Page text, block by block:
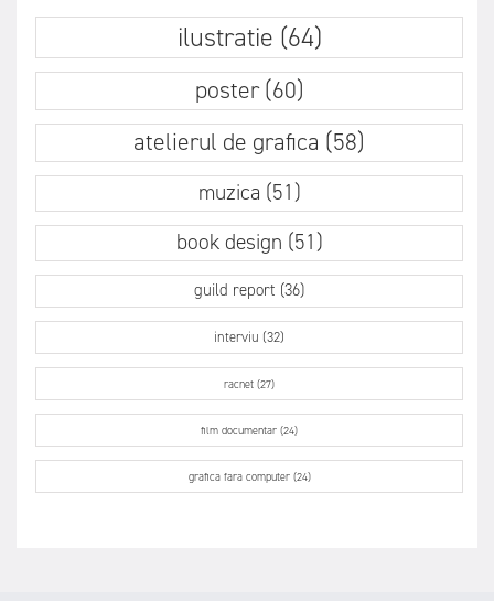
ilustratie (64)
poster (60)
atelierul de grafica (58)
muzica (51)
book design (51)
guild report (36)
interviu (32)
racnet (27)
film documentar (24)
grafica fara computer (24)